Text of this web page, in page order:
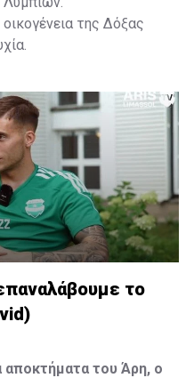
της Δόξας
το
αποκτήματα του Άρη, ο